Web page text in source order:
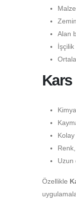
Alan
İşçilik
Kars
Uzun
Özellikle